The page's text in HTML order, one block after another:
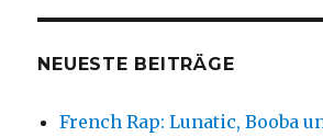
NEUESTE BEITRÄGE
French Rap: Lunatic, Booba